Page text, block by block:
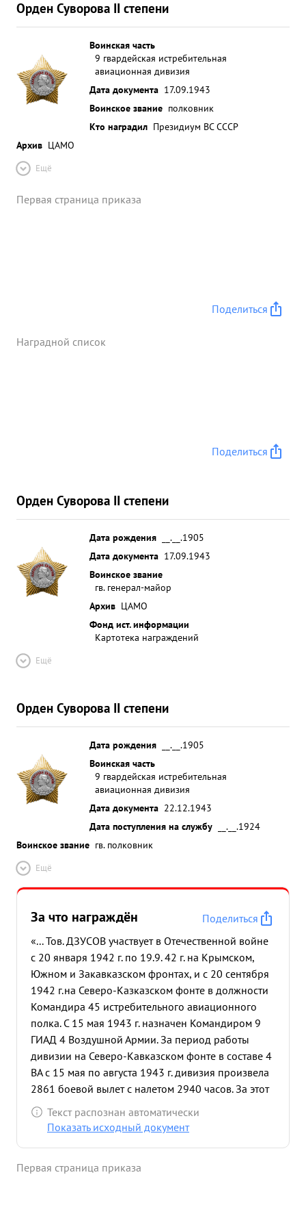
руководство боевой работой полка и личную
воины в борьбе немецкими захватчиками -
достоин награждения - орденом "КРАСНОЕ
ЗНАМЯ". ...»
Орден Суворова II степени
Воинская часть
9 гвардейская истребительная
авиационная дивизия
Дата документа 17.09.1943
Воинское звание полковник
Кто наградил Президиум ВС СССР
Архив ЦАМО
Ещё
Первая страница приказа
Поделиться
Наградной список
Поделиться
Орден Суворова II степени
Дата рождения
__.__.1905
Дата документа 17.09.1943
Воинское звание
гв. генерал-майор
Архив ЦАМО
Фонд ист. информации
Картотека награждений
Ещё
Орден Суворова II степени
Дата рождения
__.__.1905
Воинская часть
9 гвардейская истребительная
авиационная дивизия
Дата документа 22.12.1943
Дата поступления на службу
__.__.1924
Воинское звание гв. полковник
Ещё
За что награждён
Поделиться
«... Тов. ДЗУСОВ участвует в Отечественной войне
с 20 января 1942 г. по 19.9. 42 г. на Крымском,
Южном и Закавказском фронтах, и с 20 сентября
1942 г.на Северо-Казказском фонте в должности
Командира 45 истребительного авиационного
полка. С 15 мая 1943 г. назначен Командиром 9
ГИАД 4 Воздушной Армии. За период работы
дивизии на Северо-Кавказском фонте в составе 4
ВА с 15 мая по августа 1943 г. дивизия произвела
2861 боевой вылет с налетом 2940 часов. За этот
же период произведено 202 воздушных боях и
сбито 172 с-та пр-ка. За период миусской
2819 боевых выле тов с налетом 2700 часов.
Текст распознан автоматически
Показать исходный документ
Первая страница приказа